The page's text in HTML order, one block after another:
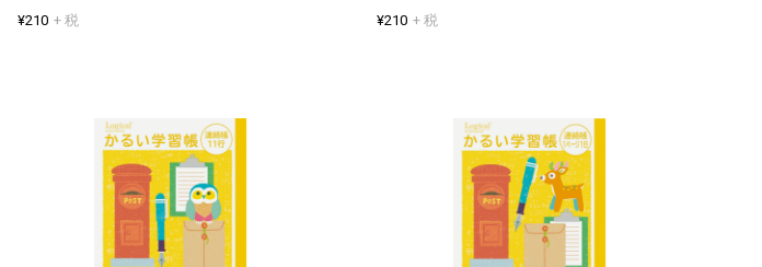
¥210 + 税 ¥210 + 税